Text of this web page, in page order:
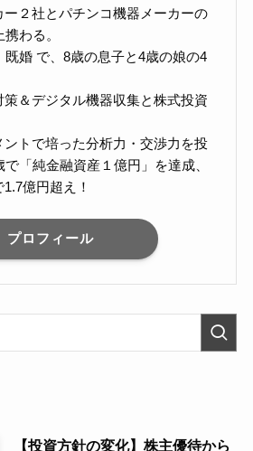
ー２社とパチンコ機器メーカーの
わる。
既婚 で、8歳の息子と4歳の娘の4
＆デジタル機器収集と株式投資
トで培った分析力・交渉力を投
「純金融資産１億円」を達成、
億円超え！
プロフィール
【投資方針の変化】株主優待から